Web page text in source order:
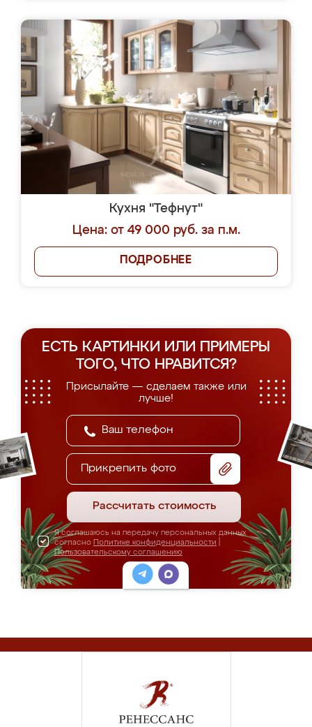
Кухня "Тефнут"
Цена: от 49 000 руб. за п.м.
ПОДРОБНЕЕ
ЕСТЬ КАРТИНКИ ИЛИ ПРИМЕРЫ
ТОГО, ЧТО НРАВИТСЯ?
Присылайте — сделаем также или
лучше!
Прикрепить фото
Рассчитать стоимость
Я соглашаюсь на передачу персональных данных
согласно Политике конфиденциальности
Пользовательскому соглашению